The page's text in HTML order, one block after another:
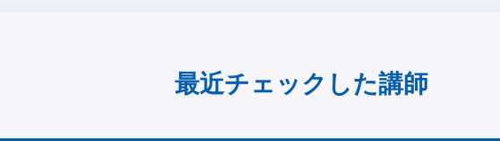
最近チェックした講師